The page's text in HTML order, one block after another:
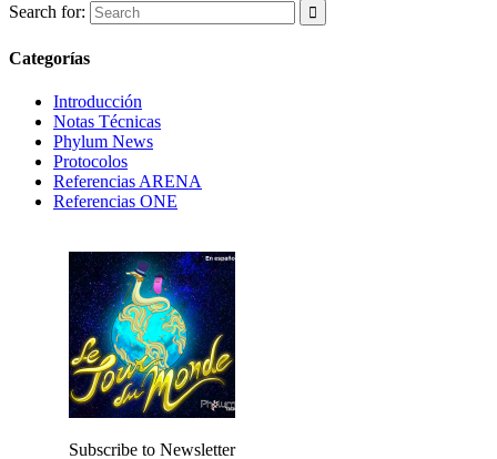
Search for:
Categorías
Introducción
Notas Técnicas
Phylum News
Protocolos
Referencias ARENA
Referencias ONE
Subscribe to Newsletter